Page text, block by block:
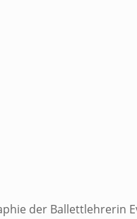
der Ballettlehrerin